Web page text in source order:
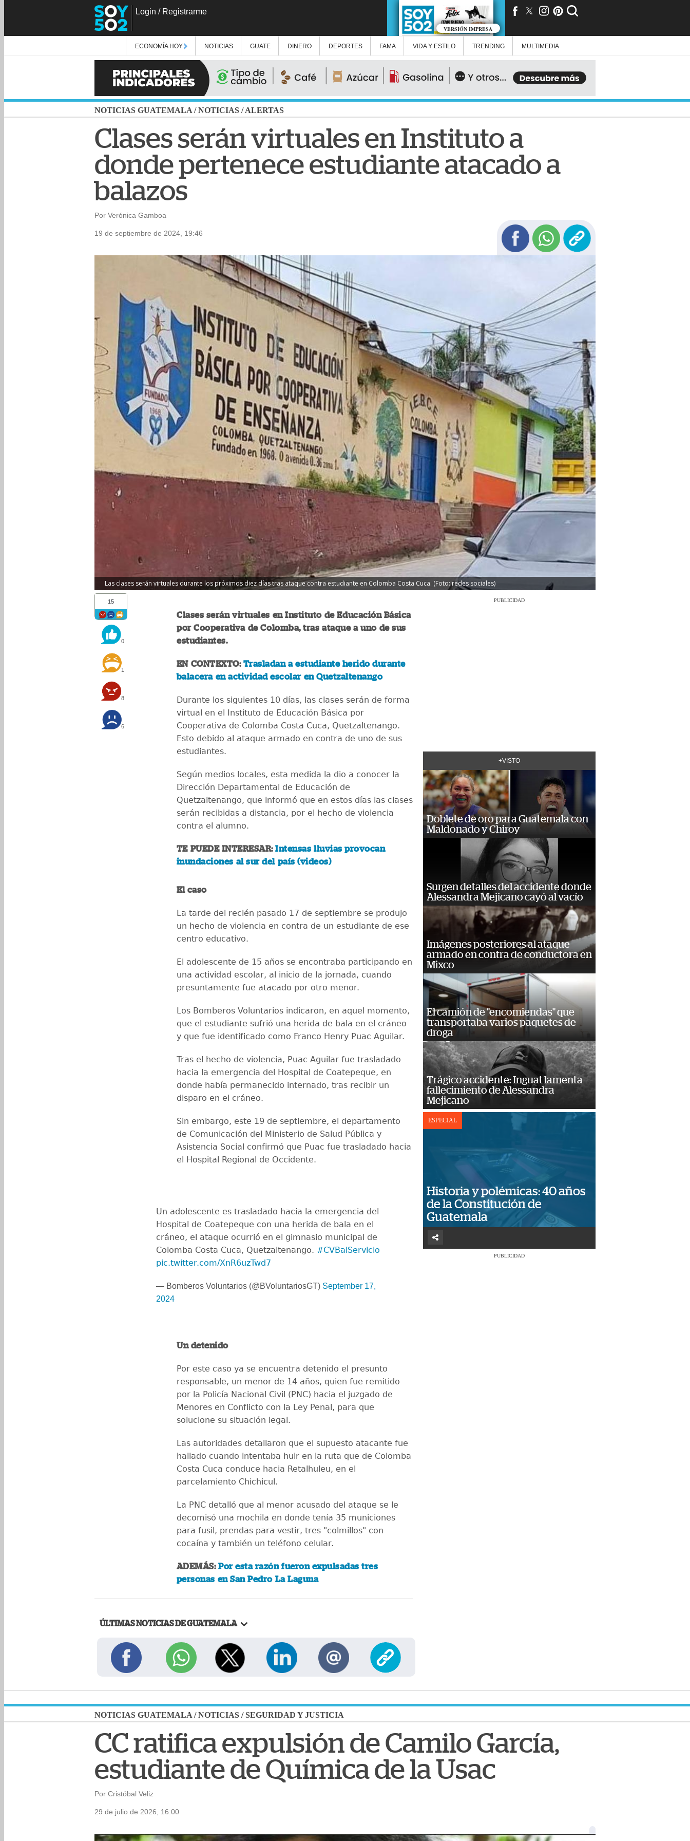
Login / Registrarme
VERSIÓN IMPRESA
ECONOMÍA HOY NOTICIAS GUATE DINERO DEPORTES FAMA VIDA Y ESTILO TRENDING MULTIMEDIA
NOTICIAS GUATEMALA /NOTICIAS /ALERTAS
Clases serán virtuales en Instituto a
donde pertenece estudiante atacado a
balazos
Por Verónica Gamboa
19 de septiembre de 2024, 19:46
Las clases serán virtuales durante los próximos diez días tras ataque contra estudiante en Colomba Costa Cuca. (Foto: redes sociales)
15
0
1
8
6
Clases serán virtuales en Instituto de Educación Básica
por Cooperativa de Colomba, tras ataque a uno de sus
estudiantes.
EN CONTEXTO: Trasladan a estudiante herido durante
balacera en actividad escolar en Quetzaltenango
Durante los siguientes 10 días, las clases serán de forma
virtual en el Instituto de Educación Básica por
Cooperativa de Colomba Costa Cuca, Quetzaltenango.
Esto debido al ataque armado en contra de uno de sus
estudiantes.
Según medios locales, esta medida la dio a conocer la
Dirección Departamental de Educación de
Quetzaltenango, que informó que en estos días las clases
serán recibidas a distancia, por el hecho de violencia
contra el alumno.
TE PUEDE INTERESAR:Intensas lluvias provocan
inundaciones al sur del país (videos)
El caso
La tarde del recién pasado 17 de septiembre se produjo
un hecho de violencia en contra de un estudiante de ese
centro educativo.
El adolescente de 15 años se encontraba participando en
una actividad escolar, al inicio de la jornada, cuando
presuntamente fue atacado por otro menor.
Los Bomberos Voluntarios indicaron, en aquel momento,
que el estudiante sufrió una herida de bala en el cráneo
y que fue identificado como Franco Henry Puac Aguilar.
Tras el hecho de violencia, Puac Aguilar fue trasladado
hacia la emergencia del Hospital de Coatepeque, en
donde había permanecido internado, tras recibir un
disparo en el cráneo.
Sin embargo, este 19 de septiembre, el departamento
de Comunicación del Ministerio de Salud Pública y
Asistencia Social confirmó que Puac fue trasladado hacia
el Hospital Regional de Occidente.
Un adolescente es trasladado hacia la emergencia del
Hospital de Coatepeque con una herida de bala en el
cráneo, el ataque ocurrió en el gimnasio municipal de
Colomba Costa Cuca, Quetzaltenango. #CVBalServicio
pic.twitter.com/XnR6uzTwd7
— Bomberos Voluntarios (@BVoluntariosGT) September 17,
2024
Un detenido
Por este caso ya se encuentra detenido el presunto
responsable, un menor de 14 años, quien fue remitido
por la Policía Nacional Civil (PNC) hacia el juzgado de
Menores en Conflicto con la Ley Penal, para que
solucione su situación legal.
Las autoridades detallaron que el supuesto atacante fue
hallado cuando intentaba huir en la ruta que de Colomba
Costa Cuca conduce hacia Retalhuleu, en el
parcelamiento Chichicul.
La PNC detalló que al menor acusado del ataque se le
decomisó una mochila en donde tenía 35 municiones
para fusil, prendas para vestir, tres "colmillos" con
cocaína y también un teléfono celular.
ADEMÁS:Por esta razón fueron expulsadas tres
personas en San Pedro La Laguna
ÚLTIMAS NOTICIAS DE GUATEMALA
PUBLICIDAD
+VISTO
Doblete de oro para Guatemala con
Maldonado y Chiroy
Surgen detalles del accidente donde
Alessandra Mejicano cayó al vacío
Imágenes posteriores al ataque
armado en contra de conductora en
Mixco
El camión de "encomiendas" que
transportaba varios paquetes de
droga
Trágico accidente: Inguat lamenta
fallecimiento de Alessandra
Mejicano
ESPECIAL
Historia y polémicas: 40 años
de la Constitución de
Guatemala
PUBLICIDAD
NOTICIAS GUATEMALA /NOTICIAS /SEGURIDAD Y JUSTICIA
CC ratifica expulsión de Camilo García,
estudiante de Química de la Usac
Por Cristóbal Veliz
29 de julio de 2026, 16:00